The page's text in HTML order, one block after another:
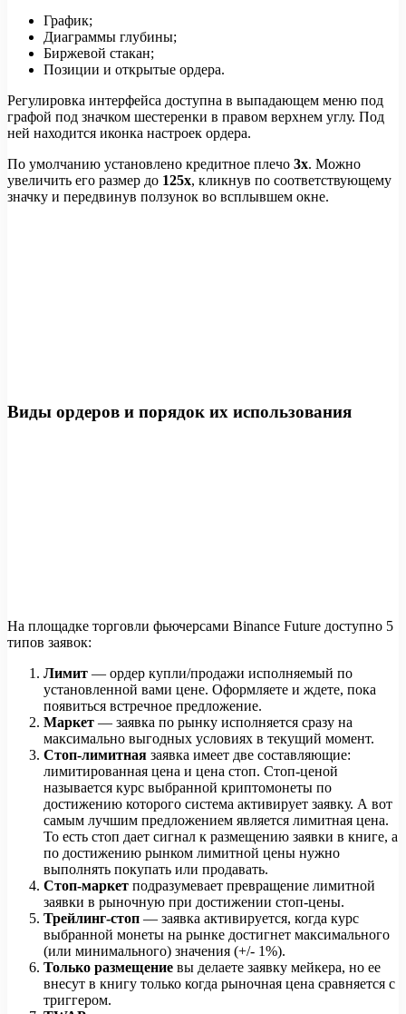
График;
Диаграммы глубины;
Биржевой стакан;
Позиции и открытые ордера.
Регулировка интерфейса доступна в выпадающем меню под
графой под значком шестеренки в правом верхнем углу. Под
ней находится иконка настроек ордера.
По умолчанию установлено кредитное плечо 3х. Можно
увеличить его размер до 125х, кликнув по соответствующему
значку и передвинув ползунок во всплывшем окне.
Виды ордеров и порядок их использования
На площадке торговли фьючерсами Binance Future доступно 5
типов заявок:
Лимит — ордер купли/продажи исполняемый по
установленной вами цене. Оформляете и ждете, пока
появиться встречное предложение.
Маркет — заявка по рынку исполняется сразу на
максимально выгодных условиях в текущий момент.
Стоп-лимитная заявка имеет две составляющие:
лимитированная цена и цена стоп. Стоп-ценой
называется курс выбранной криптомонеты по
достижению которого система активирует заявку. А вот
самым лучшим предложением является лимитная цена.
То есть стоп дает сигнал к размещению заявки в книге, а
по достижению рынком лимитной цены нужно
выполнять покупать или продавать.
Стоп-маркет подразумевает превращение лимитной
заявки в рыночную при достижении стоп-цены.
Трейлинг-стоп — заявка активируется, когда курс
выбранной монеты на рынке достигнет максимального
(или минимального) значения (+/- 1%).
Только размещение вы делаете заявку мейкера, но ее
внесут в книгу только когда рыночная цена сравняется с
триггером.